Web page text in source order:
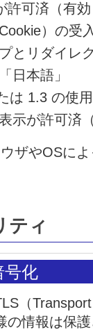
許可済（有
）の受
とリダイレ
日本語」
は 1.3 の使用
示が許可済
ザやOSに
ティ
号化
（
の情報は保